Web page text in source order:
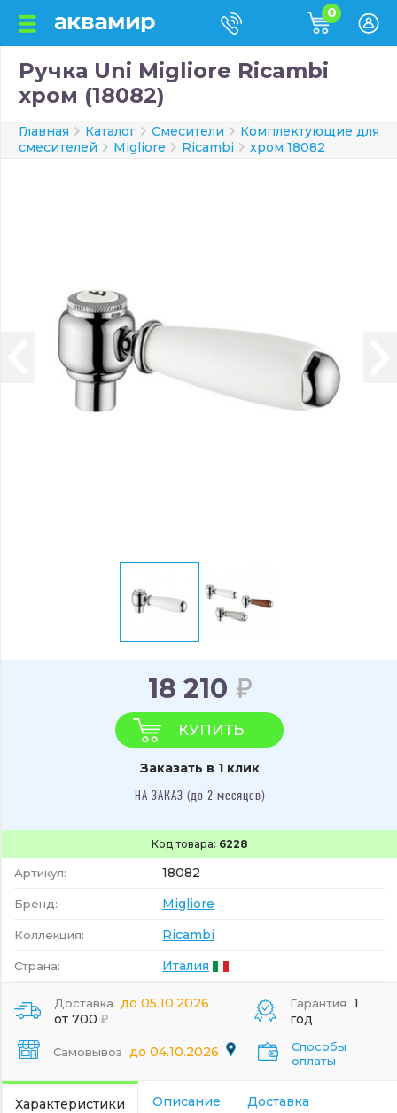
0
Ручка Uni Migliore Ricambi
хром (18082)
Главная Каталог Смесители
Комплектующие для
смесителей
Migliore Ricambi хром 18082
Код товара: 6228
Артикул: 18082
Бренд: Migliore
Коллекция: Ricambi
Страна: Италия
18 210
КУПИТЬ
Заказать в 1 клик
НА ЗАКАЗ (до 2 месяцев)
Доставка до 05.10.2026
от 700
Самовывоз до 04.10.2026
Гарантия 1
год
Способы
оплаты
Характеристики Описание Доставка